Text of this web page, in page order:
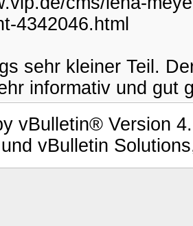
4342046.html
sehr kleiner Teil.
informativ und gut
vBulletin® Version
und vBulletin